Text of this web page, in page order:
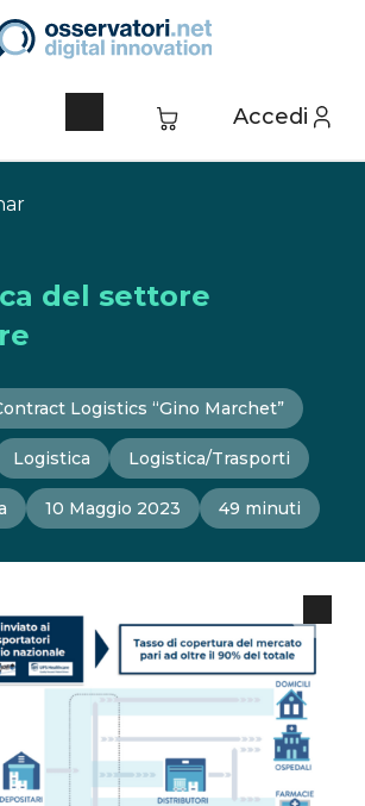
Accedi
del settore
Logistics “Gino Marchet”
Logistica Logistica/Trasporti
10 Maggio 2023 49 minuti